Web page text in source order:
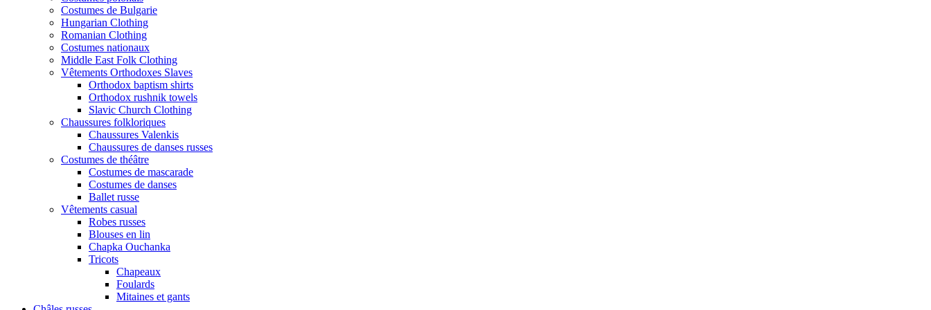
Costumes de Bulgarie
Hungarian Clothing
Romanian Clothing
Costumes nationaux
Middle East Folk Clothing
Vêtements Orthodoxes Slaves
Orthodox baptism shirts
Orthodox rushnik towels
Slavic Church Clothing
Chaussures folkloriques
Chaussures Valenkis
Chaussures de danses russes
Costumes de théâtre
Costumes de mascarade
Costumes de danses
Ballet russe
Vêtements casual
Robes russes
Blouses en lin
Chapka Ouchanka
Tricots
Chapeaux
Foulards
Mitaines et gants